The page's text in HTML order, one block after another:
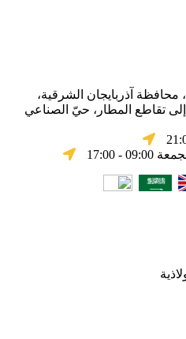
محافظة آذربایجان الشرقیة،
تقاطع المطار، حيّ الصناعي
- 17:00